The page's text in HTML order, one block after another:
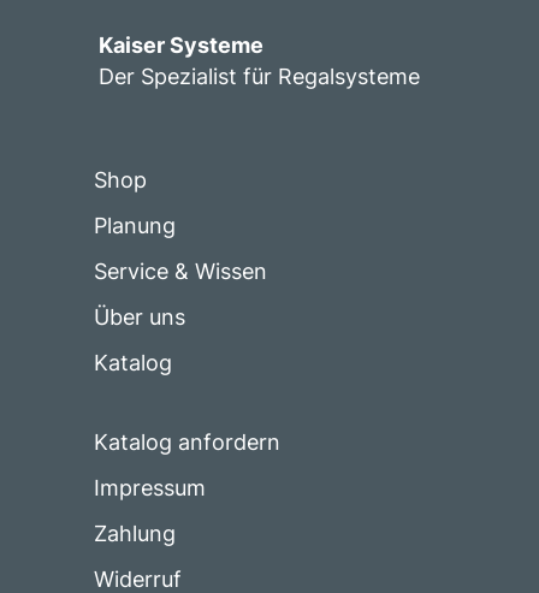
Kaiser Systeme
Der Spezialist für Regalsysteme
Shop
Planung
Service & Wissen
Über uns
Katalog
Katalog anfordern
Impressum
Zahlung
Widerruf